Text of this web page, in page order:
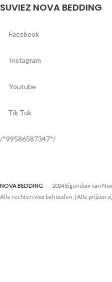
SUVIEZ NOVA BEDDING
Facebook
Instagram
Youtube
Tik Tok
/*99586587347*/
NOVA BEDDING
2024 Eigendom van
Alle rechten voorbehouden. | Alle prijzen